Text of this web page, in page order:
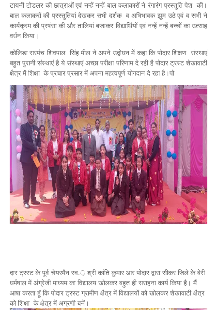
टायनी टोडलर की छात्राओं एवं नन्हें नन्हें बाल कलाकारों ने रंगारंग प्रस्तुति पेश की।
बाल कलाकरों की प्रस्तुतियां देखकर सभी दर्शक व अभिभावक झूम उठे एवं व सभी ने
कार्यक्रम की प्रषंसा की और तालियां बजाकर विद्यार्थियों एवं नन्हें नन्हें बच्चों का उत्साह
वर्धन किया।
कोलिडा सरपंच शिवपाल सिंह मील ने अपने उद्बोधन में कहा कि पोदार शिक्षण संस्थाएं
बहुत पुरानी संस्थाएं है ये संस्थाएं अच्छा परीक्षा परिणाम दे रही है पोदार ट्रस्ट शेखावाटी
क्षैत्र में शिक्षा के प्रचार प्रसार में अपना महत्वपूर्ण योगदान दे रहा है।पो
दार ट्रस्ट के पूर्व चेयरमैन स्व.़ श्री कांति कुमार आर पोदार द्वारा सीकर जिले के बेरी
धर्मषाल में अंग्रेजी माध्यम का विद्यालय खोलकर बहुत ही सराहना कार्य किया है। मैं
आषा करता हॅू कि पोदार ट्रस्ट ग्रामीण क्षैत्र में विद्यालयों को खोलकर शेखावाटी क्षैत्र
को शिक्षा के क्षेत्र में अग्रणी बनें।